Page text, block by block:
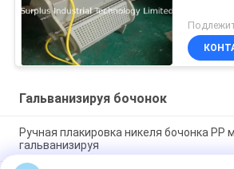
Гальванизируя бочонок
Ручная плакировка никеля бочонка PP
гальванизируя